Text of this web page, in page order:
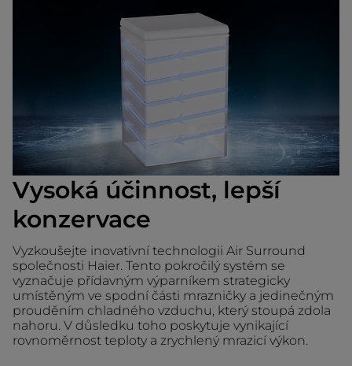
Vysoká účinnost, lepší
konzervace
Vyzkoušejte inovativní technologii Air Surround
společnosti Haier. Tento pokročilý systém se
vyznačuje přídavným výparníkem strategicky
umístěným ve spodní části mrazničky a jedinečným
prouděním chladného vzduchu, který stoupá zdola
nahoru. V důsledku toho poskytuje vynikající
rovnoměrnost teploty a zrychlený mrazicí výkon.